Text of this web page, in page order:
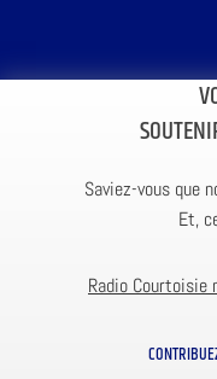
Saviez-vous que
Et,
Radio Courtoisie